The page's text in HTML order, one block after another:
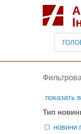
показать
Тип
новини